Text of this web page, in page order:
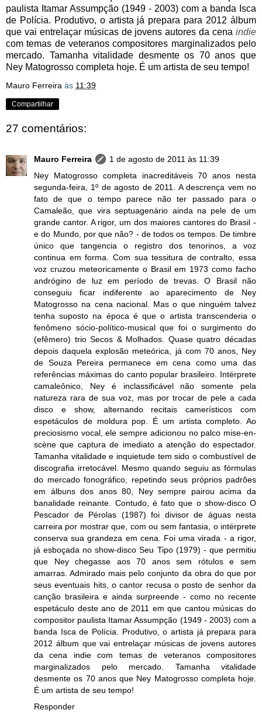
paulista Itamar Assumpção (1949 - 2003) com a banda Isca
de Polícia. Produtivo, o artista já prepara para 2012 álbum
que vai entrelaçar músicas de jovens autores da cena indie
com temas de veteranos compositores marginalizados pelo
mercado. Tamanha vitalidade desmente os 70 anos que
Ney Matogrosso completa hoje. É um artista de seu tempo!
Mauro Ferreira às 11:39
Compartilhar
27 comentários:
Mauro Ferreira
1 de agosto de 2011 às 11:39
Ney Matogrosso completa inacreditáveis 70 anos nesta
segunda-feira, 1º de agosto de 2011. A descrença vem no
fato de que o tempo parece não ter passado para o
Camaleão, que vira septuagenário ainda na pele de um
grande cantor. A rigor, um dos maiores cantores do Brasil -
e do Mundo, por que não? - de todos os tempos. De timbre
único que tangencia o registro dos tenorinos, a voz
continua em forma. Com sua tessitura de contralto, essa
voz cruzou meteoricamente o Brasil em 1973 como facho
andrógino de luz em período de trevas. O Brasil não
conseguiu ficar indiferente ao aparecimento de Ney
Matogrosso na cena nacional. Mas o que ninguém talvez
tenha suposto na época é que o artista transcenderia o
fenômeno sócio-político-musical que foi o surgimento do
(efêmero) trio Secos & Molhados. Quase quatro décadas
depois daquela explosão meteórica, já com 70 anos, Ney
de Souza Pereira permanece em cena como uma das
referências máximas do canto popular brasileiro. Intérprete
camaleônico, Ney é inclassificável não somente pela
natureza rara de sua voz, mas por trocar de pele a cada
disco e show, alternando recitais camerísticos com
espetáculos de moldura pop. É um artista completo. Ao
preciosismo vocal, ele sempre adicionou no palco mise-en-
scène que captura de imediato a atenção do espectador.
Tamanha vitalidade e inquietude tem sido o combustível de
discografia irretocável. Mesmo quando seguiu as fórmulas
do mercado fonográfico, repetindo seus próprios padrões
em álbuns dos anos 80, Ney sempre pairou acima da
banalidade reinante. Contudo, é fato que o show-disco O
Pescador de Pérolas (1987) foi divisor de águas nesta
carreira por mostrar que, com ou sem fantasia, o intérprete
conserva sua grandeza em cena. Foi uma virada - a rigor,
já esboçada no show-disco Seu Tipo (1979) - que permitiu
que Ney chegasse aos 70 anos sem rótulos e sem
amarras. Admirado mais pelo conjunto da obra do que por
seus eventuais hits, o cantor recusa o posto de senhor da
canção brasileira e ainda surpreende - como no recente
espetáculo deste ano de 2011 em que cantou músicas do
compositor paulista Itamar Assumpção (1949 - 2003) com a
banda Isca de Polícia. Produtivo, o artista já prepara para
2012 álbum que vai entrelaçar músicas de jovens autores
da cena indie com temas de veteranos compositores
marginalizados pelo mercado. Tamanha vitalidade
desmente os 70 anos que Ney Matogrosso completa hoje.
É um artista de seu tempo!
Responder